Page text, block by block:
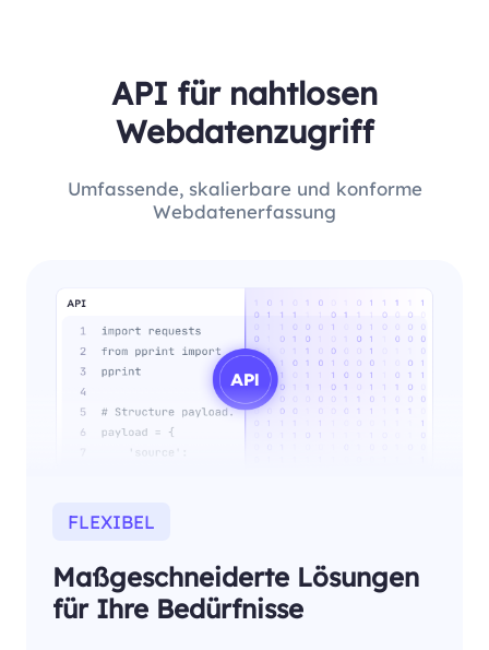
API für nahtlosen
Webdatenzugriff
Umfassende, skalierbare und konforme
Webdatenerfassung
FLEXIBEL
Maßgeschneiderte Lösungen
für Ihre Bedürfnisse